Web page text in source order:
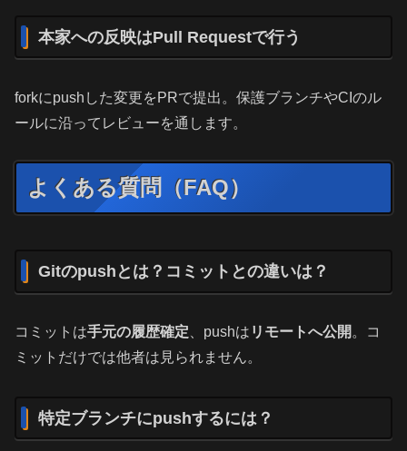
本家への反映はPull Requestで行う
forkにpushした変更をPRで提出。保護ブランチやCIのル
ールに沿ってレビューを通します。
よくある質問（FAQ）
Gitのpushとは？コミットとの違いは？
コミットは手元の履歴確定 、pushは リモートへ公開 。コ
ミットだけでは他者は見られません。
特定ブランチにpushするには？